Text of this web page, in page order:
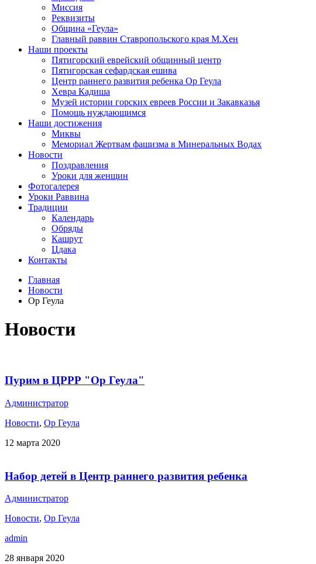
Миссия
Реквизиты
Община «Геула»
Главный раввин Ставропольского края М.Хен
Наши проекты
Пятигорский еврейский общинный центр
Пятигорская сефардская ешива
Центр раннего развития ребенка Ор Геула
Хевра Кадиша
Музей истории горских евреев России и Закавказья
Помощь нуждающимся
Наши достижения
Миквы
Мемориал Жертвам фашизма в Минеральных Водах
Новости
Поздравления
Уроки для женщин
Фотогалерея
Уроки Раввина
Традиции
Календарь
Обряды
Кашрут
Цдака
Контакты
Главная
Новости
Ор Геула
Новости
Пурим в ЦРРР "Ор Геула"
Администратор
Новости, Ор Геула
12 марта 2020
Набор детей в Центр раннего развития ребенка
Администратор
Новости, Ор Геула
admin
28 января 2020